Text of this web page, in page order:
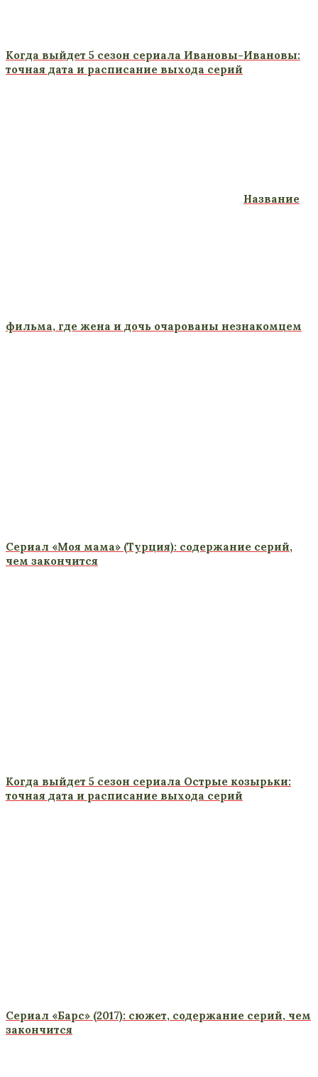
Когда выйдет 5 сезон сериала Ивановы-Ивановы:
точная дата и расписание выхода серий
Название
фильма, где жена и дочь очарованы незнакомцем
Сериал «Моя мама» (Турция): содержание серий,
чем закончится
Когда выйдет 5 сезон сериала Острые козырьки:
точная дата и расписание выхода серий
Сериал «Барс» (2017): сюжет, содержание серий, чем
закончится